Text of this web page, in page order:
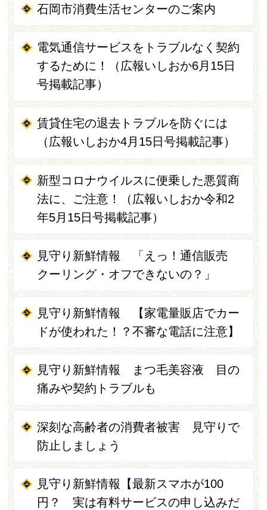
石岡市消費生活センターのご案内
電気通信サービスをトラブルなく契約
するために！（広報いしおか6月15日
号掲載記事）
賃貸住宅の退去トラブルを防ぐには
（広報いしおか4月15日号掲載記事）
新型コロナウイルスに便乗した悪質商
法に、ご注意！（広報いしおか令和2
年5月15日号掲載記事）
見守り新鮮情報 「えっ！通信販売
クーリング・オフできないの？」
見守り新鮮情報 【家電量販店でカー
ドが使われた！？不審な電話に注意】
見守り新鮮情報 まつ毛美容液 目の
痛みや契約トラブルも
深刻な高齢者の消費者被害 見守りで
防止しましょう
見守り新鮮情報【最新スマホが100
円？ 実は有料サービスの申し込みだ